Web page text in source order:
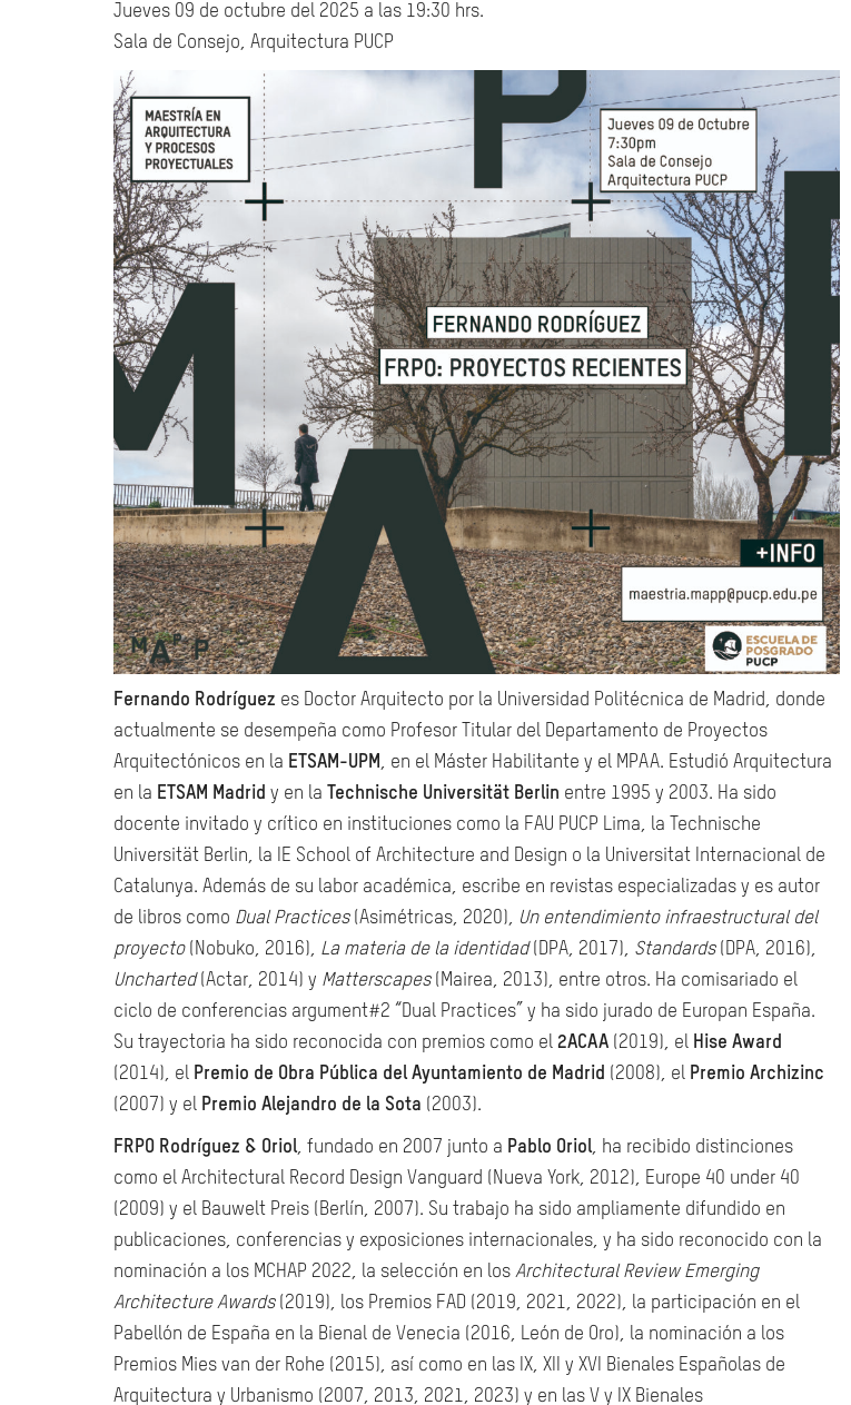
Jueves 09 de octubre del 2025 a las 19:30 hrs.
Sala de Consejo, Arquitectura PUCP
Fernando Rodríguez es Doctor Arquitecto por la Universidad Politécnica de Madrid, donde
actualmente se desempeña como Profesor Titular del Departamento de Proyectos
Arquitectónicos en la ETSAM-UPM, en el Máster Habilitante y el MPAA. Estudió Arquitectura
en la ETSAM Madrid y en la Technische Universität Berlin entre 1995 y 2003. Ha sido
docente invitado y crítico en instituciones como la FAU PUCP Lima, la Technische
Universität Berlin, la IE School of Architecture and Design o la Universitat Internacional de
Catalunya. Además de su labor académica, escribe en revistas especializadas y es autor
de libros como Dual Practices(Asimétricas, 2020), Un entendimiento infraestructural del
proyecto(Nobuko, 2016), La materia de la identidad(DPA, 2017), Standards(DPA, 2016),
Uncharted(Actar, 2014) y Matterscapes(Mairea, 2013), entre otros. Ha comisariado el
ciclo de conferencias argument#2 “Dual Practices” y ha sido jurado de Europan España.
Su trayectoria ha sido reconocida con premios como el 2ACAA (2019), el Hise Award
(2014), el Premio de Obra Pública del Ayuntamiento de Madrid (2008), el Premio Archizinc
(2007) y el Premio Alejandro de la Sota (2003).
FRPO Rodríguez & Oriol, fundado en 2007 junto a Pablo Oriol, ha recibido distinciones
como el Architectural Record Design Vanguard (Nueva York, 2012), Europe 40 under 40
(2009) y el Bauwelt Preis (Berlín, 2007). Su trabajo ha sido ampliamente difundido en
publicaciones, conferencias y exposiciones internacionales, y ha sido reconocido con la
nominación a los MCHAP 2022, la selección en los Architectural Review Emerging
Architecture Awards(2019), los Premios FAD (2019, 2021, 2022), la participación en el
Pabellón de España en la Bienal de Venecia (2016, León de Oro), la nominación a los
Premios Mies van der Rohe (2015), así como en las IX, XII y XVI Bienales Españolas de
Arquitectura y Urbanismo (2007, 2013, 2021, 2023) y en las V y IX Bienales